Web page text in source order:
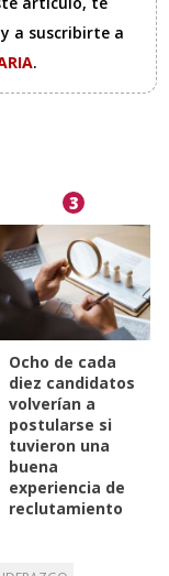
y a suscribirte a
.
3
Ocho de cada
diez candidatos
volverían a
postularse si
tuvieron una
buena
experiencia de
reclutamiento